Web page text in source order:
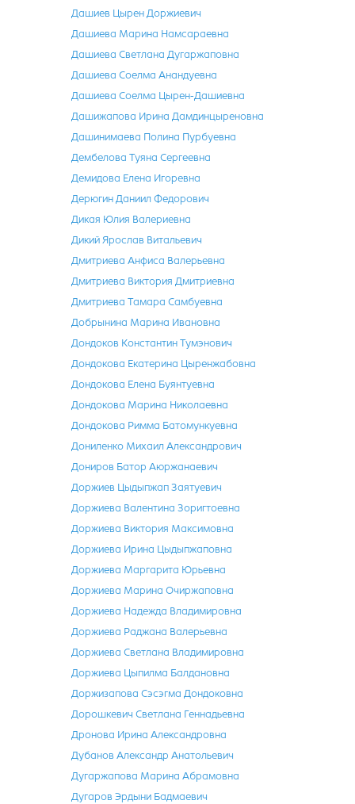
Дашиев Цырен Доржиевич
Дашиева Марина Намсараевна
Дашиева Светлана Дугаржаповна
Дашиева Соелма Анандуевна
Дашиева Соелма Цырен-Дашиевна
Дашижапова Ирина Дамдинцыреновна
Дашинимаева Полина Пурбуевна
Дембелова Туяна Сергеевна
Демидова Елена Игоревна
Дерюгин Даниил Федорович
Дикая Юлия Валериевна
Дикий Ярослав Витальевич
Дмитриева Анфиса Валерьевна
Дмитриева Виктория Дмитриевна
Дмитриева Тамара Самбуевна
Добрынина Марина Ивановна
Дондоков Константин Тумэнович
Дондокова Екатерина Цыренжабовна
Дондокова Елена Буянтуевна
Дондокова Марина Николаевна
Дондокова Римма Батомункуевна
Дониленко Михаил Александрович
Дониров Батор Аюржанаевич
Доржиев Цыдыпжап Заятуевич
Доржиева Валентина Зоригтоевна
Доржиева Виктория Максимовна
Доржиева Ирина Цыдыпжаповна
Доржиева Маргарита Юрьевна
Доржиева Марина Очиржаповна
Доржиева Надежда Владимировна
Доржиева Раджана Валерьевна
Доржиева Светлана Владимировна
Доржиева Цыпилма Балдановна
Доржизапова Сэсэгма Дондоковна
Дорошкевич Светлана Геннадьевна
Дронова Ирина Александровна
Дубанов Александр Анатольевич
Дугаржапова Марина Абрамовна
Дугаров Эрдыни Бадмаевич